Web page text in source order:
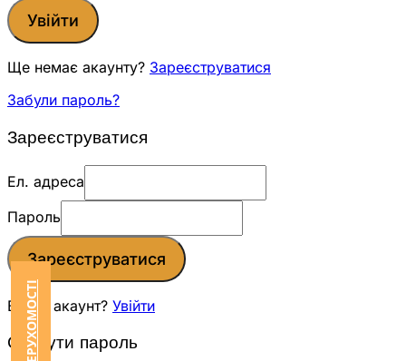
Увійти
Ще немає акаунту? Зареєструватися
Забули пароль?
Зареєструватися
Ел. адреса
Пароль
Зареєструватися
Вже є акаунт? Увійти
Скинути пароль